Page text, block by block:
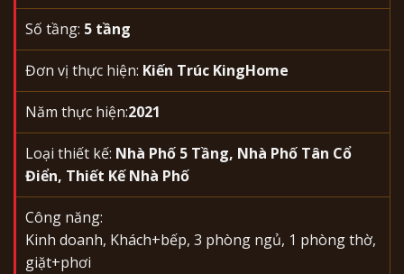
Số tầng: 5 tầng
Đơn vị thực hiện: Kiến Trúc KingHome
Năm thực hiện:2021
Loại thiết kế: Nhà Phố 5 Tầng, Nhà Phố Tân Cổ
Điển, Thiết Kế Nhà Phố
Công năng:
Kinh doanh, Khách+bếp, 3 phòng ngủ, 1 phòng thờ,
giặt+phơi